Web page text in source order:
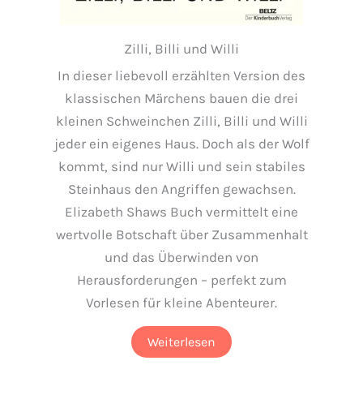
Zilli, Billi und Willi
In dieser liebevoll erzählten Version des
klassischen Märchens bauen die drei
kleinen Schweinchen Zilli, Billi und Willi
jeder ein eigenes Haus. Doch als der Wolf
kommt, sind nur Willi und sein stabiles
Steinhaus den Angriffen gewachsen.
Elizabeth Shaws Buch vermittelt eine
wertvolle Botschaft über Zusammenhalt
und das Überwinden von
Herausforderungen – perfekt zum
Vorlesen für kleine Abenteurer.
Weiterlesen